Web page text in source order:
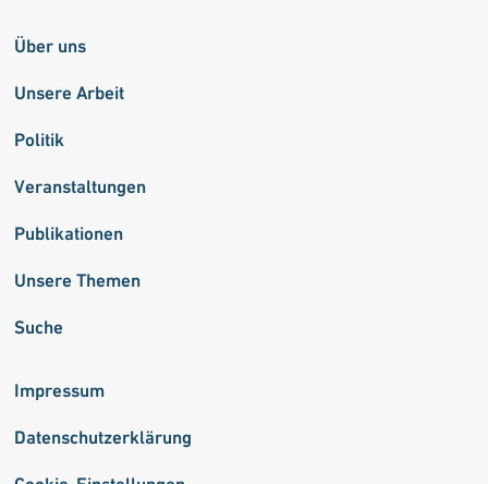
Über uns
Unsere Arbeit
Politik
Veranstaltungen
Publikationen
Unsere Themen
Suche
Impressum
Datenschutzerklärung